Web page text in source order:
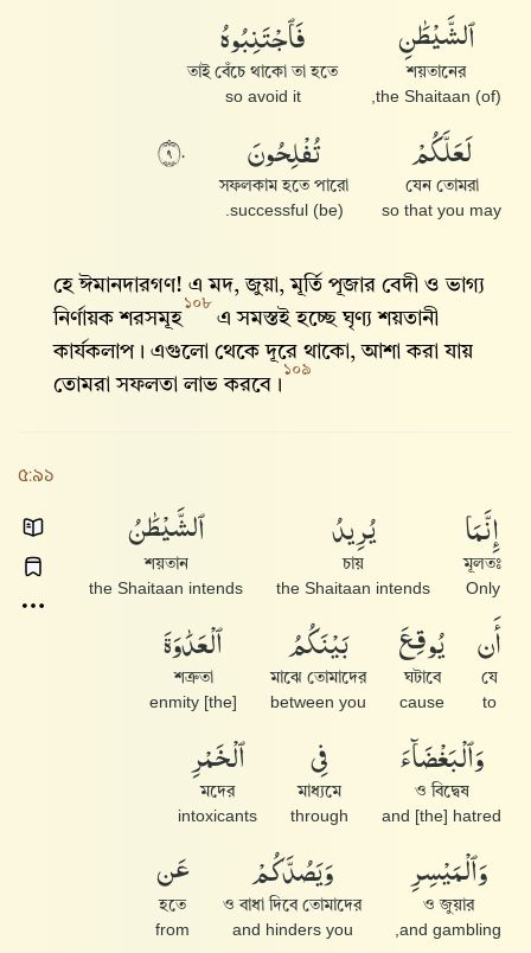
ٱلشَّيْطَٰنِ
শয়তানের
(of) the Shaitaan,
فَٱجْتَنِبُوهُ
তাই বেঁচে থাকো তা হতে
so avoid it
لَعَلَّكُمْ
যেন তোমরা
so that you may
تُفْلِحُونَ
সফলকাম হতে পারো
(be) successful.
٩٠
হে ঈমানদারগণ! এ মদ, জুয়া, মূর্তি পূজার বেদী ও ভাগ্য
নির্ণায়ক শরসমূহ
১০৮
এ সমস্তই হচ্ছে ঘৃণ্য শয়তানী
কার্যকলাপ। এগুলো থেকে দূরে থাকো, আশা করা যায়
তোমরা সফলতা লাভ করবে।
১০৯
৫:৯১
إِنَّمَا
মূলতঃ
Only
يُرِيدُ
চায়
the Shaitaan intends
ٱلشَّيْطَٰنُ
শয়তান
the Shaitaan intends
أَن
যে
to
يُوقِعَ
ঘটাবে
cause
بَيْنَكُمُ
মাঝে তোমাদের
between you
ٱلْعَدَٰوَةَ
শত্রুতা
[the] enmity
وَٱلْبَغْضَآءَ
ও বিদ্বেষ
and [the] hatred
فِى
মাধ্যমে
through
ٱلْخَمْرِ
মদের
intoxicants
وَٱلْمَيْسِرِ
ও জুয়ার
and gambling,
وَيَصُدَّكُمْ
ও বাধা দিবে তোমাদের
and hinders you
عَن
হতে
from